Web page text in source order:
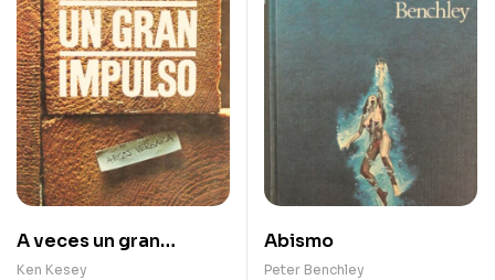
A veces un gran
impulso
Ken Kesey
Abismo
Peter Benchley